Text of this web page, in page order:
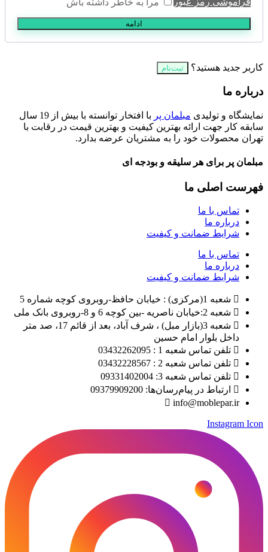
ادامه
کاربر جدید هستید؟ ثبت‌نام
درباره ما
نمایشگاه و تولیدی مبلمان پر
با افتخار توانسته با بیش از 19 سال
سابقه کار جهت ارائه بهترین کیفیت و بهترین قیمت در رقابت با
تهران محصولات خود را به مشتریان عرضه بدارد.
مبلمان پر برای هر سلیقه و بودجه ای
فهرست اصلی ما
تماس با ما
درباره ما
شرایط ضمانت و کیفیت
تماس با ما
درباره ما
شرایط ضمانت و کیفیت
شعبه 1(مرکزی) : خیابان حافظ-روبروی کوچه شماره 5
شعبه 2:خیابان ناصریه -بین کوچه 6 و 8-روبروی بانک ملی
شعبه 3(بازار مبل) ، شرف آباد، بعد از قائم 17، صد متر
داخل بلوار امام حسین
تلفن تماس شعبه 1 : 03432262095
تلفن تماس شعبه 2 : 03432228567
تلفن تماس شعبه 3: 09331402004
ارتباط در پیام‌رسان‌ها: 09379909200
info@moblepar.ir
Instagram Icon